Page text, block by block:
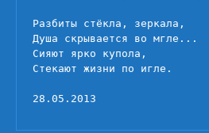
Разбиты стёкла, зеркала,
Душа скрывается во мгле...
Сияют ярко купола,
Стекают жизни по игле.
28.05.2013